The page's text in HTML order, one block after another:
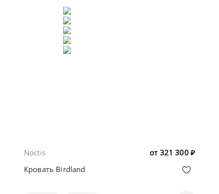
от 321 300 ₽
Noctis
Кровать Birdland